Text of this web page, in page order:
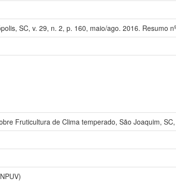
SC, v. 29, n. 2, p. 160, maio/ago. 2016. Resumo
Fruticultura de Clima temperado, São Joaquim,